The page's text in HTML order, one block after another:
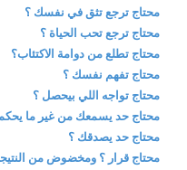
محتاج ترجع تثق في نفسك ؟
محتاج ترجع تحب الحياة ؟
محتاج تطلع من دوامة الاكتئاب؟
محتاج تفهم نفسك ؟
محتاج تواجه اللي بيحصل ؟
محتاج حد يسمعك من غير ما
محتاج حد يصدقك ؟
محتاج قرار ؟ ومخضوض من